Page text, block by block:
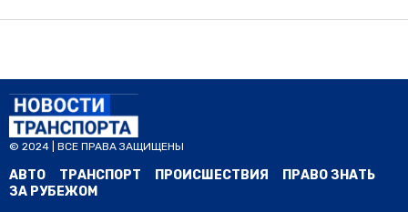
© 2024 | ВСЕ ПРАВА ЗАЩИЩЕНЫ
АВТО ТРАНСПОРТ ПРОИСШЕСТВИЯ
ПРАВО ЗНАТЬ
ЗА РУБЕЖОМ